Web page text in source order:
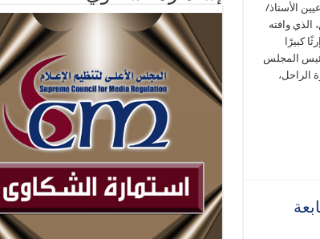
الأستاذ/
الذي وافته
كبيرًا
رئيس المجلس
الراحل،